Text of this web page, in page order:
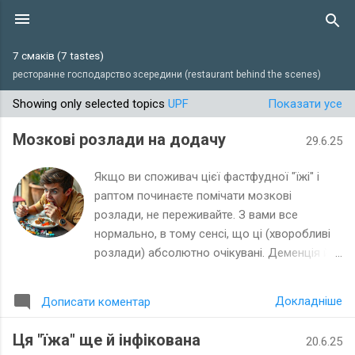
7 смаків (7 tastes)
ресторанне господарство зсередини (restaurant behind the scenes)
П
Showing only selected topics UPF Показати усе
Мозкові розлади на додачу 29.6.25
Якщо ви споживач цієї фастфудної "їжі" і
раптом починаєте помічати мозкові
розлади, не переживайте. З вами все
нормально, в тому сенсі, що ці (хворобливі
розлади) абсолютно очікувані. Деменція й
ультраобробленої їжі. Хочете знати, що ж
Мікропластик, з цієї "їжі", потрапляючи у ваш
Дописати коментар Докладніше
Ця "їжа" ще й інфікована 20.6.25